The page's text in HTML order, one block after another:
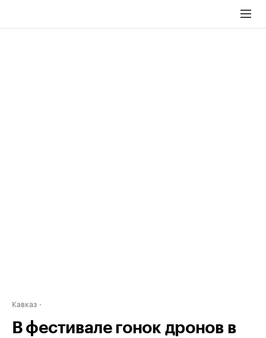
Кавказ
В фестивале гонок дронов в